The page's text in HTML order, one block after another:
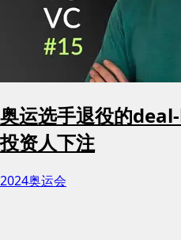
奥运选手退役的
投资人下注
2024奥运会